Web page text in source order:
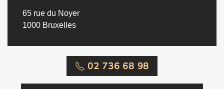
65 rue du Noyer
1000 Bruxelles
02 736 68 98